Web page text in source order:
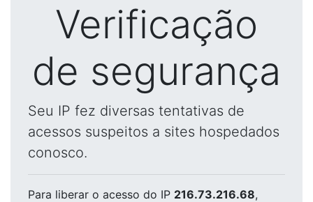
Verificação
de segurança
Seu IP fez diversas tentativas de
acessos suspeitos a sites hospedados
conosco.
Para liberar o acesso do IP 216.73.216.68,